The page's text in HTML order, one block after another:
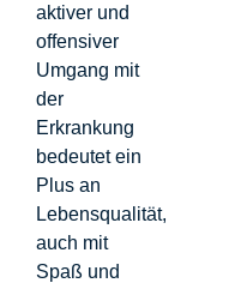
aktiver und
offensiver
Umgang mit
der
Erkrankung
bedeutet ein
Plus an
Lebensqualität,
auch mit
Spaß und